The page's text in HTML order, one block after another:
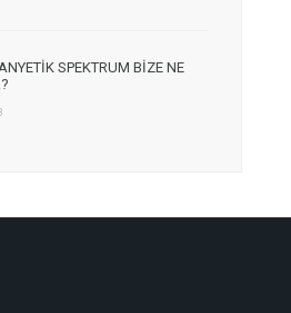
SPEKTRUM BİZE NE